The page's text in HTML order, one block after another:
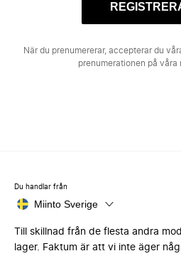
När du prenumererar, accepterar du
prenumerationen på våra
Du handlar från
Miinto Sverige
Till skillnad från de flesta andra
lager. Faktum är att vi inte äger